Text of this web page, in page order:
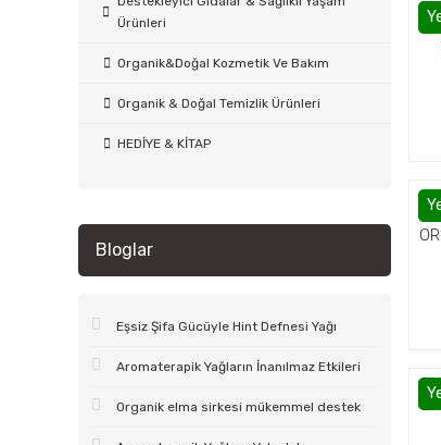
Ürünleri
Organik&Doğal Kozmetik Ve Bakım
Organik & Doğal Temizlik Ürünleri
HEDİYE & KİTAP
Bloglar
Eşsiz Şifa Gücüyle Hint Defnesi Yağı
Aromaterapik Yağların İnanılmaz Etkileri
Organik elma sirkesi mükemmel destek